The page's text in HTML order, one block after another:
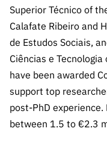
Superior Técnico of
Calafate Ribeiro and
de Estudos Sociais,
Ciências e
have been awarded
support top
post-PhD
between 1.5 to €2.3